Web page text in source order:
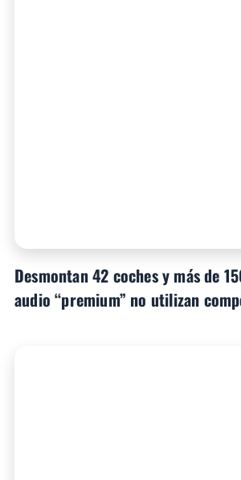
Desmontan 42 coches y más de
audio “premium” no utilizan